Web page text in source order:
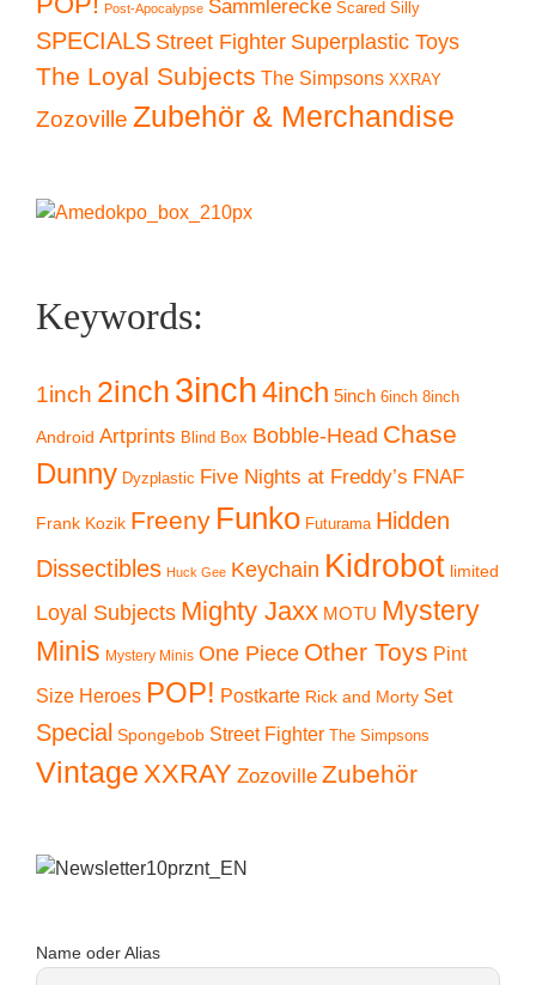
Post-Apocalypse Sammlerecke Scared Silly
SPECIALS Street Fighter Superplastic Toys
The Loyal Subjects The Simpsons XXRAY
Zozoville Zubehör & Merchandise
Keywords:
1inch 2inch 3inch4inch 5inch 6inch 8inch
Android Artprints Blind Box Bobble-Head Chase
Dunny Dyzplastic Five Nights at Freddy’s FNAF
Frank Kozik Freeny Funko Futurama Hidden
Dissectibles Huck Gee Keychain Kidrobot limited
Loyal Subjects Mighty Jaxx MOTU Mystery
Minis Mystery Minis One Piece Other Toys Pint
Size Heroes POP! Postkarte Rick and Morty Set
Special Spongebob Street Fighter The Simpsons
Vintage XXRAY Zozoville Zubehör
Name oder Alias